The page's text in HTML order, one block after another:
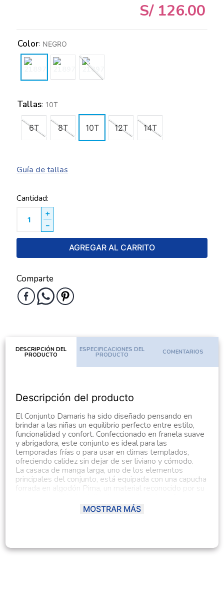
S/ 126.00
Tallas: 10T
6T 8T 10T 12T 14T
Color: NEGRO
Guía de tallas
Cantidad
＋
－
AGREGAR AL CARRITO
Comparte
DESCRIPCIÓN DEL
PRODUCTO
ESPECIFICACIONES DEL
PRODUCTO COMENTARIOS
Descripción del producto
El Conjunto Damaris ha sido diseñado pensando en
brindar a las niñas un equilibrio perfecto entre estilo,
funcionalidad y confort. Confeccionado en franela suave
y abrigadora, este conjunto es ideal para las
temporadas frías o para usar en climas templados,
ofreciendo calidez sin dejar de ser liviano y cómodo.
La casaca de manga larga, uno de los elementos
principales del conjunto, está equipada con una capucha
forrada en algodón Pima, un material reconocido por su
evitar irritaciones en la zona del cuello y cabeza. Esto la
convierte en una prenda no solo acogedora, sino
positivo con las frases “new I love” y “adventure”, que
MOSTRAR MÁS